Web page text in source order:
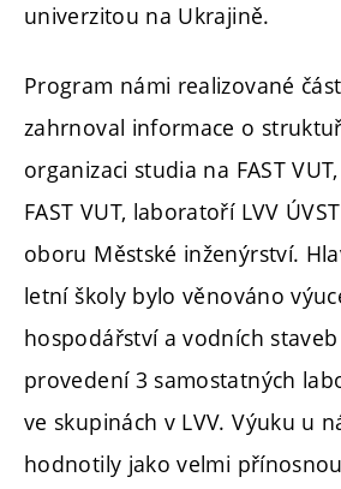
univerzitou na Ukrajině.
Program námi realizované
zahrnoval informace o
organizaci studia na FAST
FAST VUT, laboratoří LVV
oboru Městské inženýrství.
letní školy bylo věnováno
hospodářství a vodních
provedení 3 samostatných
ve skupinách v LVV. Výuku u
hodnotily jako velmi